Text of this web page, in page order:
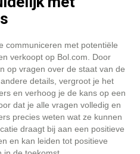
communiceren met potentiële
verkoopt op Bol.com. Door
op vragen over de staat van de
details, vergroot je het
en verhoog je de kans op een
dat je alle vragen volledig en
precies weten wat ze kunnen
draagt bij aan een positieve
en kan leiden tot positieve